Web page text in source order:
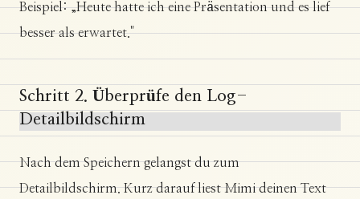
Beispiel: „Heute hatte ich eine Präsentation und es lief
besser als erwartet."
Schritt 2. Überprüfe den Log-
Detailbildschirm
Nach dem Speichern gelangst du zum
Detailbildschirm. Kurz darauf liest Mimi deinen Text